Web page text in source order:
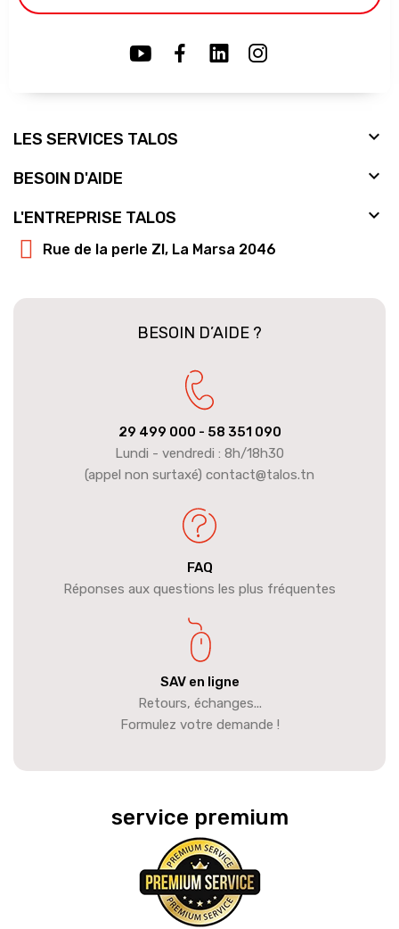
LES SERVICES TALOS 
BESOIN D'AIDE 
L'ENTREPRISE TALOS 
Rue de la perle ZI, La Marsa 2046
BESOIN D’AIDE ?
29 499 000 - 58 351 090
Lundi - vendredi : 8h/18h30
(appel non surtaxé) contact@talos.tn
FAQ
Réponses aux questions les plus fréquentes
SAV en ligne
Retours, échanges...
Formulez votre demande !
service premium